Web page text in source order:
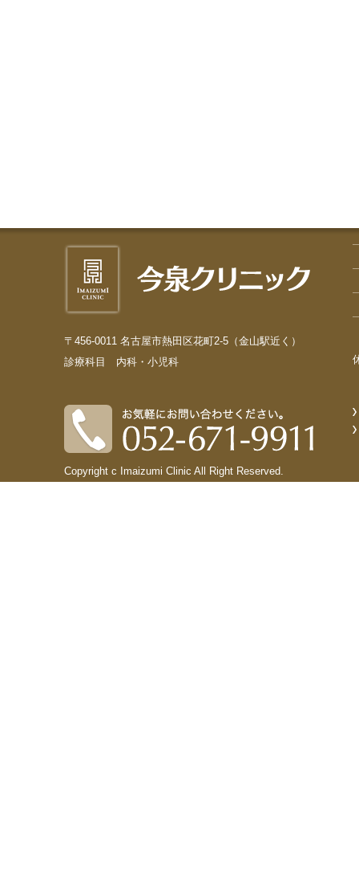
〒456-0011 名古屋市熱田区花町2-5（金山駅近く）
診療科目 内科・小児科
Copyright c Imaizumi Clinic All Right Reserved.